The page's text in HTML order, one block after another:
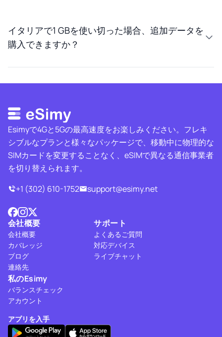
イタリアで1 GBを使い切った場合、追加データを
購入できますか？
Esimyで4Gと5Gの最高速度をお楽しみください。フレキ
シブルなプランと様々なパッケージで、移動中に物理的な
SIMカードを変更することなく、eSIMで異なる通信事業者
を切り替えられます。
+1 (302) 610-1752
support@esimy.net
会社概要
会社概要
カバレッジ
ブログ
連絡先
サポート
よくあるご質問
対応デバイス
ライブチャット
私のEsimy
バランスチェック
アカウント
アプリを入手